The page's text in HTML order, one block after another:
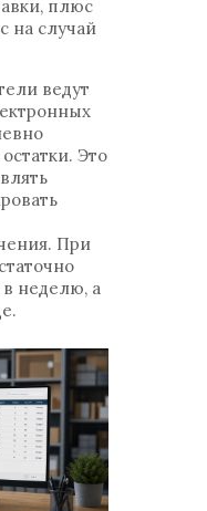
плюс
на случай
ведут
Это
При
в неделю, а